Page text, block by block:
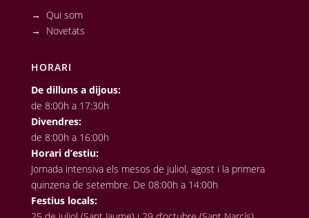
→ Qui som
→ Novetats
HORARI
De dilluns a dijous:
de 8:00h a 17:30h
Divendres:
de 8:00h a 16:00h
Horari d’estiu:
Jornada intensiva els mesos de juliol, agost i la primera
quinzena de setembre. De 08:00h a 14:00h
Festius locals: